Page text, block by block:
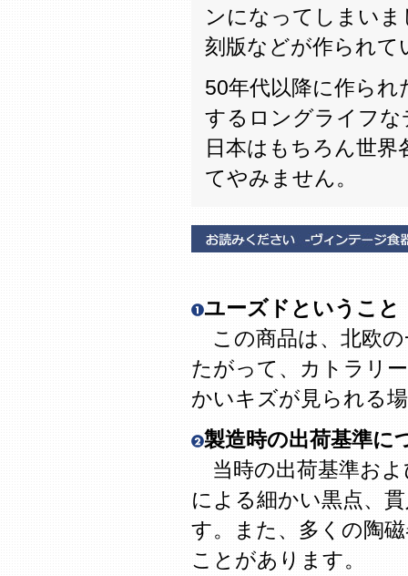
ンになってしまい
刻版などが作られて
50年代以降に作ら
するロングライフ
日本はもちろん世
てやみません。
ユーズドということ
この商品は、北欧の
たがって、カトラリ
かいキズが見られる
製造時の出荷基準に
当時の出荷基準およ
による細かい黒点、
す。また、多くの陶
ことがあります。